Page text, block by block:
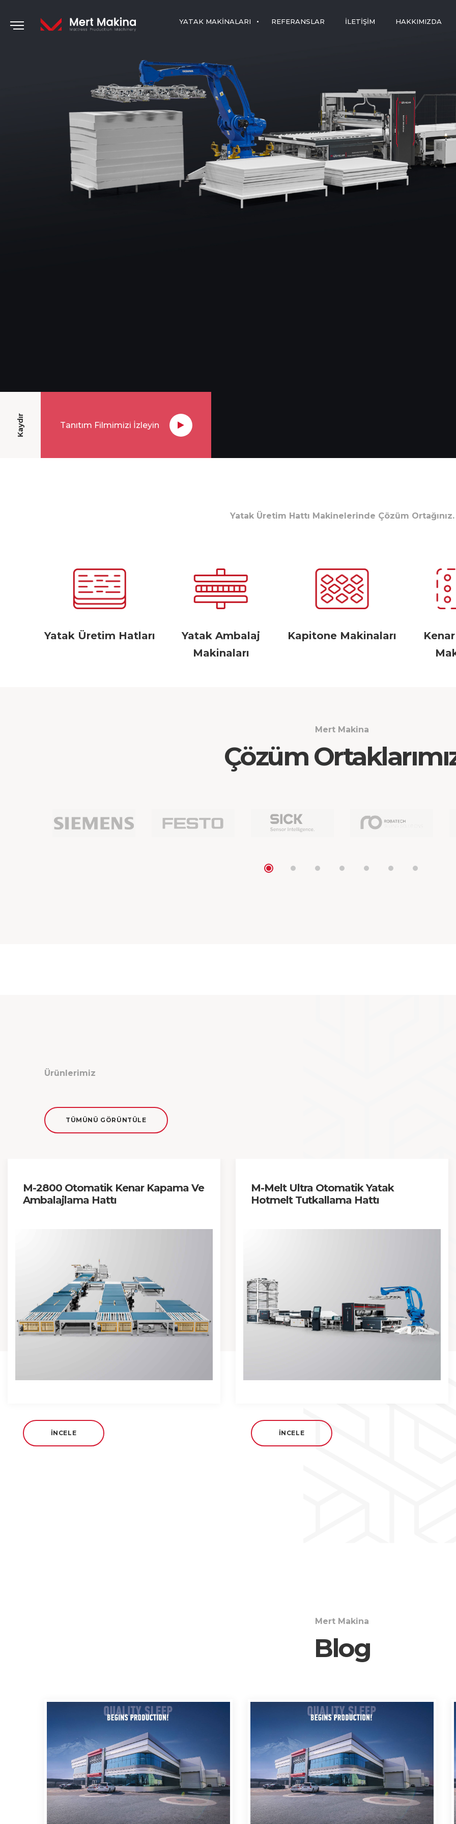
YATAK MAKINALARI REFERANSLAR İLETIŞIM HAKKIMIZDA
Kaydır Tanıtım Filmimizi İzleyin
Yatak Üretim Hattı Makinelerinde Çözüm Ortağınız.
Yatak Üretim Hatları
Yatak Ambalaj
Makinaları
Kapitone Makinaları
Mert Makina
Çözüm
Ürünlerimiz
TÜMÜNÜ GÖRÜNTÜLE
M-2800 Otomatik Kenar Kapama Ve
Ambalajlama Hattı
İNCELE
M-Melt Ultra Otomatik Yatak
Hotmelt Tutkallama Hattı
İNCELE
Mert Makina
Blog